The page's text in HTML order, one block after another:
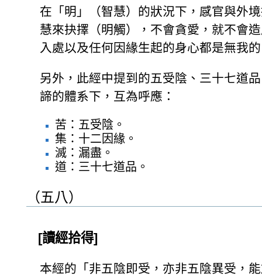
在「明」（智慧）的狀況下，感官與外
慧來抉擇（明觸），不會貪愛，就不會
入處以及任何因緣生起的身心都是無我
另外，此經中提到的五受陰、三十七道
諦的體系下，互為呼應：
苦：五受陰。
集：十二因緣。
滅：漏盡。
道：三十七道品。
（五八）
[讀經拾得]
本經的「非五陰即受，亦非五陰異受，